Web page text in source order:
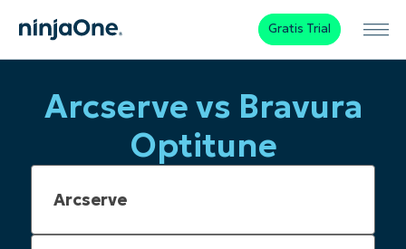
Gratis Trial
Arcserve vs Bravura
Optitune